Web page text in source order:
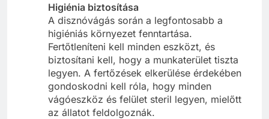
Higiénia biztosítása
A disznóvágás során a legfontosabb a
higiéniás környezet fenntartása.
Fertőtleníteni kell minden eszközt, és
biztosítani kell, hogy a munkaterület tiszta
legyen. A fertőzések elkerülése érdekében
gondoskodni kell róla, hogy minden
vágóeszköz és felület steril legyen, mielőtt
az állatot feldolgoznák.